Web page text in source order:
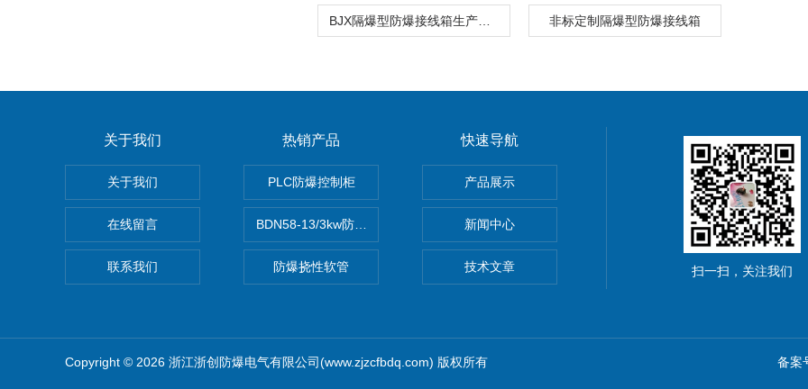
非标定制隔爆型防爆接线箱
关于我们
关于我们
在线留言
联系我们
热销产品
PLC防爆控制柜
BDN58-13/3kw防爆电热油汀
防爆挠性软管
快速导航
产品展示
新闻中心
技术文章 扫一扫，关注我们
Copyright © 2026 浙江浙创防爆电气有限公司(www.zjzcfbdq.com) 版权所有 备案